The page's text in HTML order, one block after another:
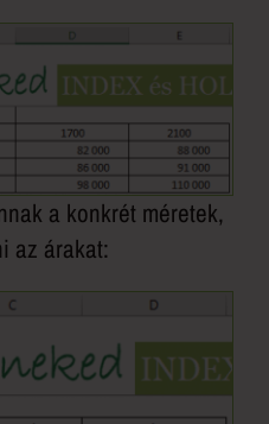
a konkrét méretek,
az árakat: